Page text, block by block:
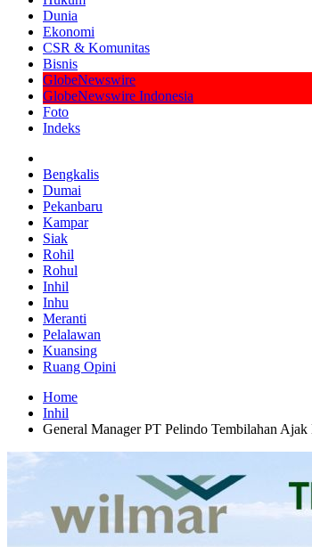
Dunia
Ekonomi
CSR & Komunitas
Bisnis
GlobeNewswire
GlobeNewswire Indonesia
Foto
Indeks
Bengkalis
Dumai
Pekanbaru
Kampar
Siak
Rohil
Rohul
Inhil
Inhu
Meranti
Pelalawan
Kuansing
Ruang Opini
Home
Inhil
General Manager PT Pelindo Tembilahan